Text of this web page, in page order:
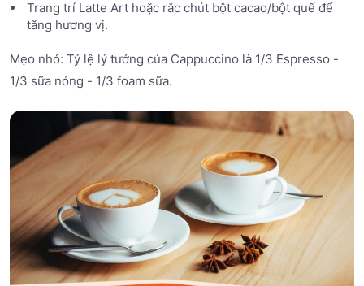
Trang trí Latte Art hoặc rắc chút bột cacao/bột quế để
tăng hương vị.
Mẹo nhỏ: Tỷ lệ lý tưởng của Cappuccino là 1/3 Espresso -
1/3 sữa nóng - 1/3 foam sữa.